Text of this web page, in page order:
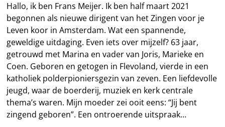
Hallo, ik ben Frans Meijer. Ik ben half maart 2021
begonnen als nieuwe dirigent van het Zingen voor je
Leven koor in Amsterdam. Wat een spannende,
geweldige uitdaging. Even iets over mijzelf? 63 jaar,
getrouwd met Marina en vader van Joris, Marieke en
Coen. Geboren en getogen in Flevoland, vierde in een
katholiek polderpioniersgezin van zeven. Een liefdevolle
jeugd, waar de boerderij, muziek en kerk centrale
thema’s waren. Mijn moeder zei ooit eens: “Jij bent
zingend geboren”. Een ontroerende uitspraak…